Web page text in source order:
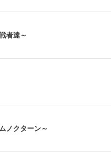
者達～
ノクターン～